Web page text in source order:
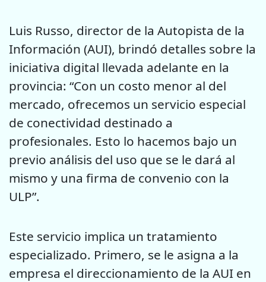
Luis Russo, director de la Autopista de la
Información (AUI), brindó detalles sobre la
iniciativa digital llevada adelante en la
provincia: “Con un costo menor al del
mercado, ofrecemos un servicio especial
de conectividad destinado a
profesionales. Esto lo hacemos bajo un
previo análisis del uso que se le dará al
mismo y una firma de convenio con la
ULP”.
Este servicio implica un tratamiento
especializado. Primero, se le asigna a la
empresa el direccionamiento de la AUI en